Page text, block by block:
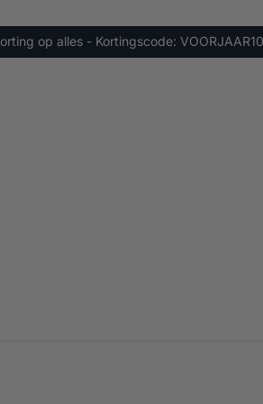
op alles - Kortingscode: VOORJAAR10